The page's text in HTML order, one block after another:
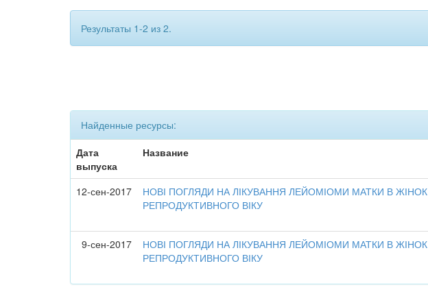
Результаты 1-2 из 2.
Найденные ресурсы:
Дата
выпуска
Название
12-сен-2017
НОВІ ПОГЛЯДИ НА ЛІКУВАННЯ ЛЕЙОМІОМИ МАТКИ В ЖІНОК
РЕПРОДУКТИВНОГО ВІКУ
9-сен-2017
НОВІ ПОГЛЯДИ НА ЛІКУВАННЯ ЛЕЙОМІОМИ МАТКИ В ЖІНОК
РЕПРОДУКТИВНОГО ВІКУ